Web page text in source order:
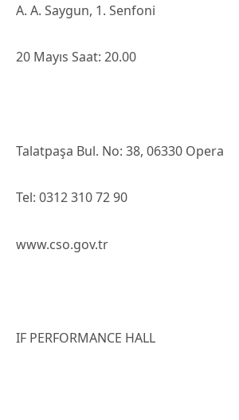
A. A. Saygun, 1. Senfoni
20 Mayıs Saat: 20.00
Talatpaşa Bul. No: 38, 06330 Opera
Tel: 0312 310 72 90
www.cso.gov.tr
IF PERFORMANCE HALL